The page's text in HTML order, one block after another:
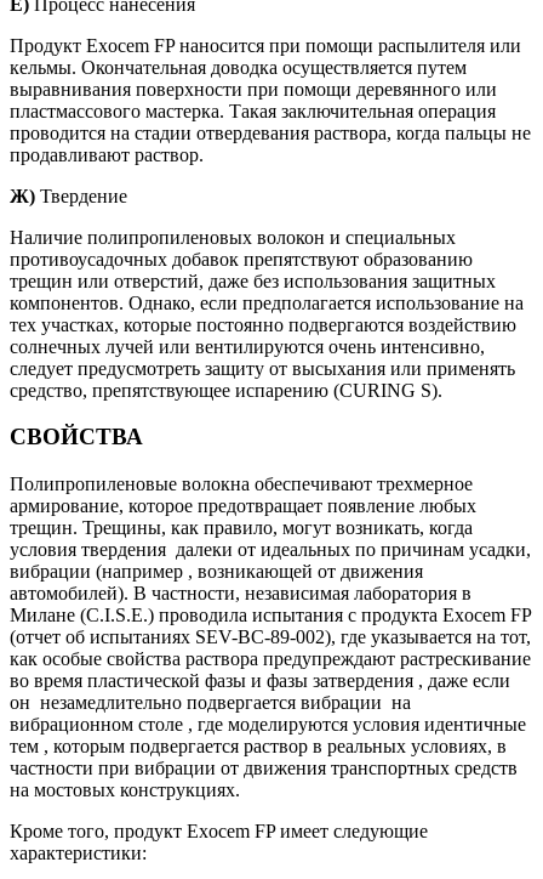
Продукт Exocem FP наносится при помощи распылителя или
кельмы. Окончательная доводка осуществляется путем
выравнивания поверхности при помощи деревянного или
пластмассового мастерка. Такая заключительная операция
проводится на стадии отвердевания раствора, когда пальцы не
продавливают раствор.
Ж) Твердение
Наличие полипропиленовых волокон и специальных
противоусадочных добавок препятствуют образованию
трещин или отверстий, даже без использования защитных
компонентов. Однако, если предполагается использование на
тех участках, которые постоянно подвергаются воздействию
солнечных лучей или вентилируются очень интенсивно,
следует предусмотреть защиту от высыхания или применять
средство, препятствующее испарению (CURING S).
СВОЙСТВА
Полипропиленовые волокна обеспечивают трехмерное
армирование, которое предотвращает появление любых
трещин. Трещины, как правило, могут возникать, когда
условия твердения далеки от идеальных по причинам усадки,
вибрации (например , возникающей от движения
автомобилей). В частности, независимая лаборатория в
Милане (C.I.S.E.) проводила испытания с продукта Exocem FP
(отчет об испытаниях SEV-BC-89-002), где указывается на тот,
как особые свойства раствора предупреждают растрескивание
во время пластической фазы и фазы затвердения , даже если
он незамедлительно подвергается вибрации на
вибрационном столе , где моделируются условия идентичные
тем , которым подвергается раствор в реальных условиях, в
частности при вибрации от движения транспортных средств
на мостовых конструкциях.
Кроме того, продукт Exocem FP имеет следующие
характеристики: